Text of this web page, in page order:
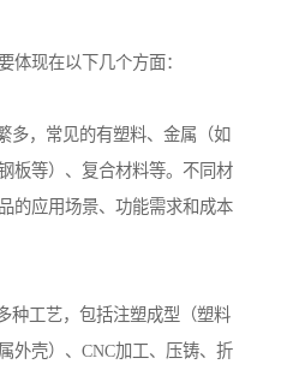
体现在以下几个方面：
多，常见的有塑料、金属（如
板等）、复合材料等。不同材
的应用场景、功能需求和成本
种工艺，包括注塑成型（塑料
外壳）、CNC加工、压铸、折